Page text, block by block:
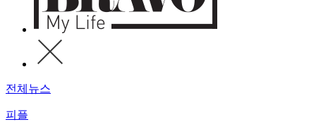
전체뉴스
피플